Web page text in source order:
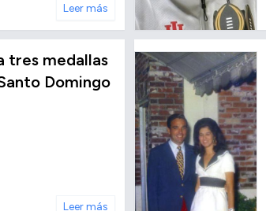
Leer más
tres medallas
Domingo
Leer más